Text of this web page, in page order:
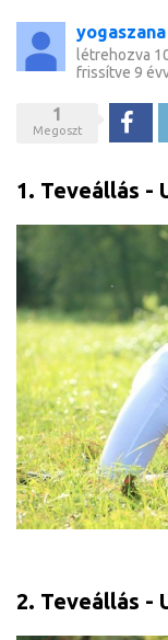
yogaszana
létrehozva
frissítve 9
1
Megoszt
1. Teveállás -
2. Teveállás -